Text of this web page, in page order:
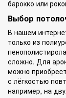
барокко или
Выбор
В нашем
только из
сложно. Для
можно
с лёгкостью
например, на